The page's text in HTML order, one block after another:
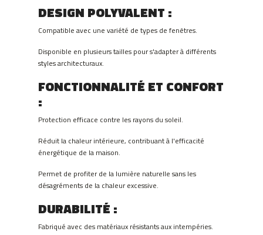
DESIGN POLYVALENT :
Compatible avec une variété de types de fenêtres.
Disponible en plusieurs tailles pour s'adapter à différents
styles architecturaux.
FONCTIONNALITÉ ET CONFORT
:
Protection efficace contre les rayons du soleil.
Réduit la chaleur intérieure, contribuant à l'efficacité
énergétique de la maison.
Permet de profiter de la lumière naturelle sans les
désagréments de la chaleur excessive.
DURABILITÉ :
Fabriqué avec des matériaux résistants aux intempéries.